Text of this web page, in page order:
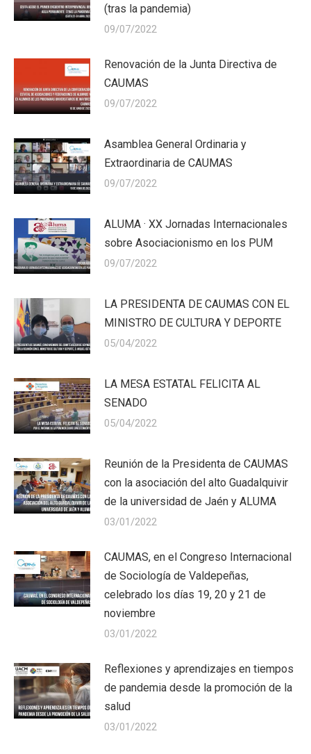
(tras la pandemia)
09/07/2022
Renovación de la Junta Directiva de
CAUMAS
09/07/2022
Asamblea General Ordinaria y
Extraordinaria de CAUMAS
09/07/2022
ALUMA · XX Jornadas Internacionales
sobre Asociacionismo en los PUM
09/07/2022
LA PRESIDENTA DE CAUMAS CON EL
MINISTRO DE CULTURA Y DEPORTE
05/04/2022
LA MESA ESTATAL FELICITA AL
SENADO
05/04/2022
Reunión de la Presidenta de CAUMAS
con la asociación del alto Guadalquivir
de la universidad de Jaén y ALUMA
03/01/2022
CAUMAS, en el Congreso Internacional
de Sociología de Valdepeñas,
celebrado los días 19, 20 y 21 de
noviembre
03/01/2022
Reflexiones y aprendizajes en tiempos
de pandemia desde la promoción de la
salud
03/01/2022